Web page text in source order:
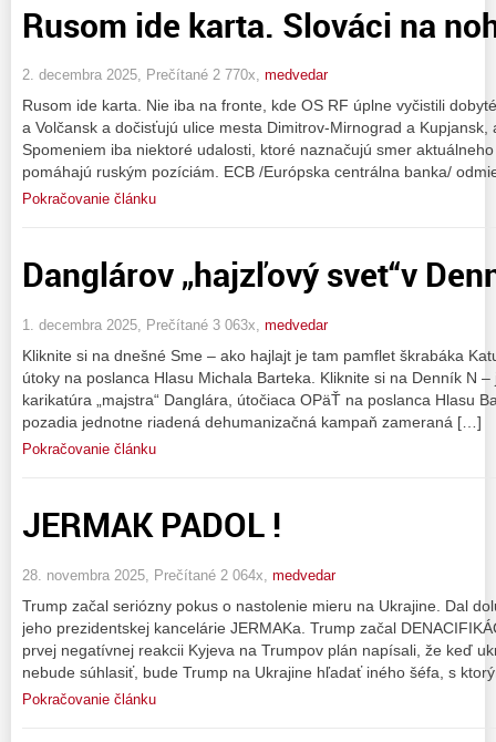
Rusom ide karta. Slováci na
2. decembra 2025, Prečítané 2 770x, medvedar
Rusom ide karta. Nie iba na fronte, kde OS RF úplne vyčistili
a Volčansk a dočisťujú ulice mesta Dimitrov-Mirnograd a
Spomeniem iba niektoré udalosti, ktoré naznačujú smer
pomáhajú ruským pozíciám. ECB /Európska centrálna banka/
Pokračovanie článku
Danglárov „hajzľový svet“v
1. decembra 2025, Prečítané 3 063x, medvedar
Kliknite si na dnešné Sme – ako hajlajt je tam pamflet škrabáka
útoky na poslanca Hlasu Michala Barteka. Kliknite si na Denník N
karikatúra „majstra“ Danglára, útočiaca OPäŤ na poslanca Hlasu
pozadia jednotne riadená dehumanizačná kampaň zameraná […]
Pokračovanie článku
JERMAK PADOL !
28. novembra 2025, Prečítané 2 064x, medvedar
Trump začal seriózny pokus o nastolenie mieru na Ukrajine. Dal
jeho prezidentskej kancelárie JERMAKa. Trump začal
prvej negatívnej reakcii Kyjeva na Trumpov plán napísali, že keď
nebude súhlasiť, bude Trump na Ukrajine hľadať iného šéfa, s
Pokračovanie článku